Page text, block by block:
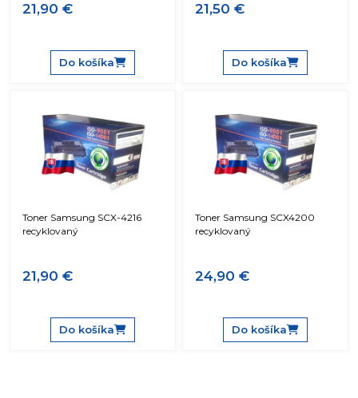
21,90 €
Do košíka
21,50 €
Do košíka
Toner Samsung SCX-4216
recyklovaný
21,90 €
Do košíka
Toner Samsung SCX4200
recyklovaný
24,90 €
Do košíka